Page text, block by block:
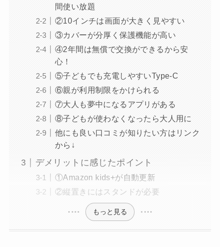
間使い放題
②10インチは画面が大きく見やすい
③カバーが分厚く保護機能が高い
④2年間は無償で交換ができるから安
心！
⑤子どもでも充電しやすいType-C
⑥親が利用制限をかけられる
⑦大人も夢中になるアプリがある
⑧子どもが使わなくなったら大人用に
他にも良い口コミが知りたい方はリンク
から↓
デメリットに感じたポイント
①Amazon kids+が自動更新
②縦置きにはスタンドが必要
もっと見る